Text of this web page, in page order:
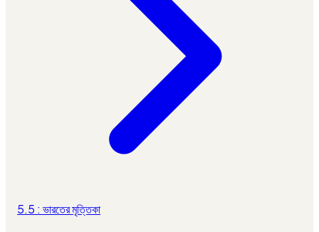
5.5 : ভারতের মৃত্তিকা